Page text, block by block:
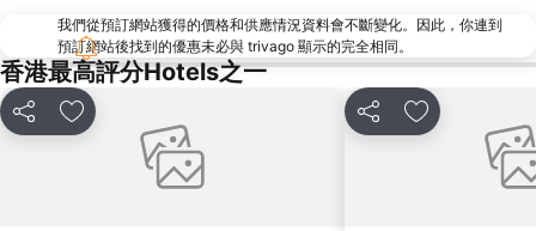
North Point Metro Station
中環
Cheung Chau
羅湖口岸
Sheung Wan Metro Station
Tsing Yi Metro Station
寶安區
Causeway Bay Metro Station
我們從預訂網站獲得的價格和供應情況資料會不斷變化。因此，你連到
預訂網站後找到的優惠未必與 trivago 顯示的完全相同。
香港最高評分Hotels之一
分享 放到收藏夾 分享 放到收藏夾